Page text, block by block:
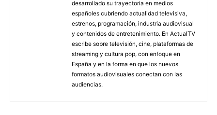
desarrollado su trayectoria en medios
españoles cubriendo actualidad televisiva,
estrenos, programación, industria audiovisual
y contenidos de entretenimiento. En ActualTV
escribe sobre televisión, cine, plataformas de
streaming y cultura pop, con enfoque en
España y en la forma en que los nuevos
formatos audiovisuales conectan con las
audiencias.